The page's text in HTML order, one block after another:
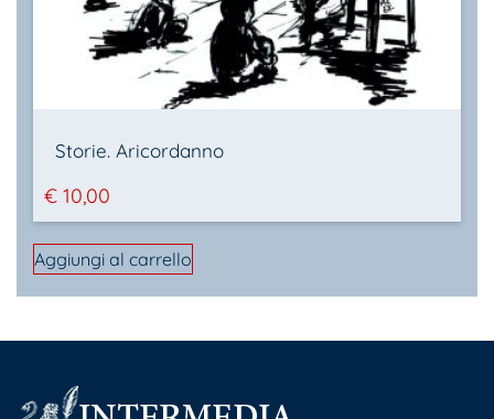
Storie. Aricordanno
€ 10,00
Aggiungi al carrello